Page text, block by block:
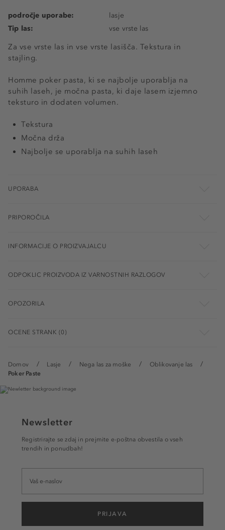
Domov Lasje Nega las za moške
Oblikovanje las
Poker Paste
Za vse vrste las in vse vrste lasišča. Tekstura in
stajling.
Homme poker pasta, ki se najbolje uporablja na
suhih laseh, je močna pasta, ki daje lasem izjemno
teksturo in dodaten volumen.
Tekstura
Močna drža
Najbolje se uporablja na suhih laseh
področje uporabe:
lasje
Tip las:
vse vrste las
UPORABA
PRIPOROČILA
INFORMACIJE O PROIZVAJALCU
ODPOKLIC PROIZVODA IZ VARNOSTNIH RAZLOGOV
OPOZORILA
OCENE STRANK (0)
Newsletter
Registrirajte se zdaj in prejmite e-poštna obvestila o vseh
trendih in ponudbah!
PRIJAVA